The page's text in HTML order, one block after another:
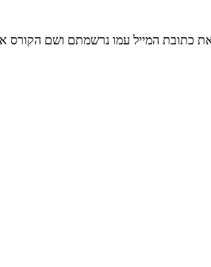
את כתובת המייל עמו נרשמתם ושם הקורס